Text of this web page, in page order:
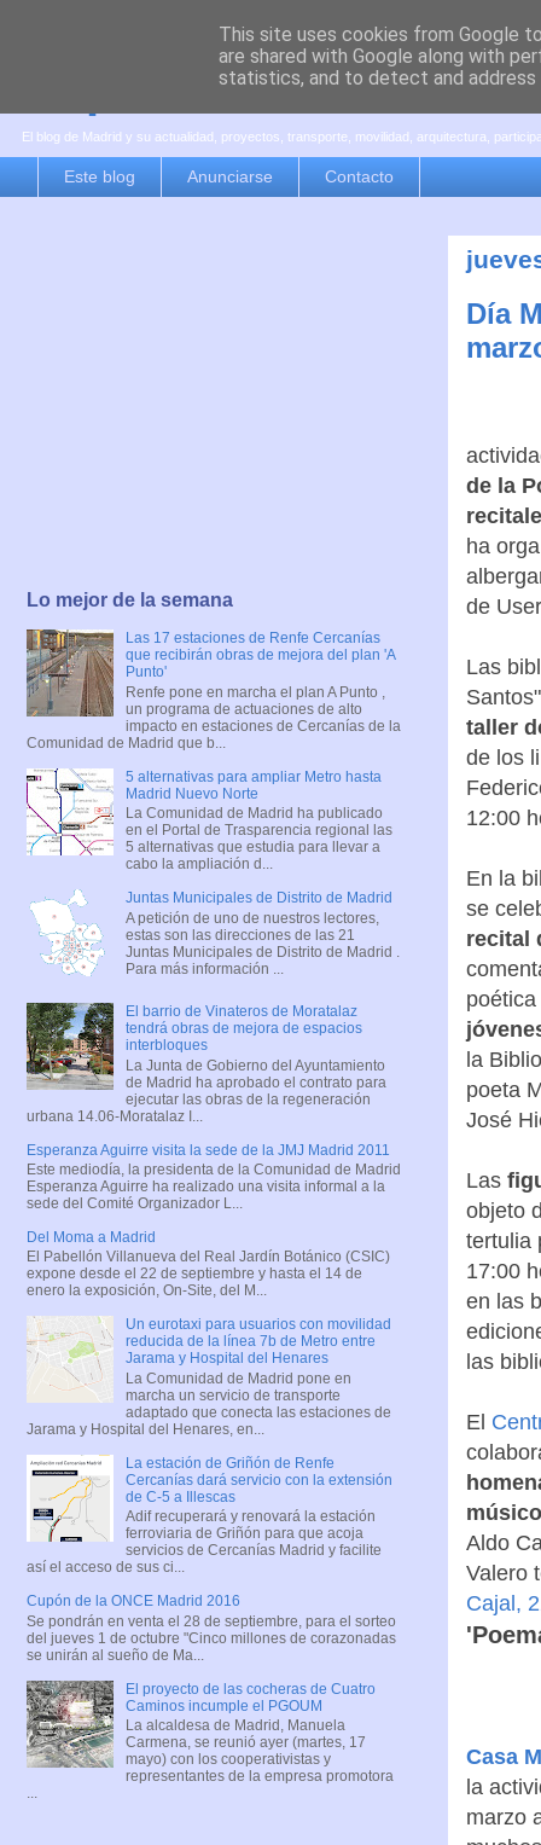
es por madrid
El blog de Madrid y su actualidad, proyectos, transporte, movilidad, arquitectura,
Este blog Anunciarse Contacto
Día
de la
ha
de
Las
taller
de los
12:00
En la
se
recital
la
poeta
José
Las
objeto
tertulia
17:00
en las
las
El
Aldo
Valero
Cajal,
Casa
la
marzo
Lo mejor de la semana
Las 17 estaciones de Renfe Cercanías
que recibirán obras de mejora del plan 'A
Punto'
Renfe pone en marcha el plan A Punto ,
un programa de actuaciones de alto
impacto en estaciones de Cercanías de la
Comunidad de Madrid que b...
5 alternativas para ampliar Metro hasta
Madrid Nuevo Norte
La Comunidad de Madrid ha publicado
en el Portal de Trasparencia regional las
5 alternativas que estudia para llevar a
cabo la ampliación d...
Juntas Municipales de Distrito de Madrid
A petición de uno de nuestros lectores,
estas son las direcciones de las 21
Juntas Municipales de Distrito de Madrid .
Para más información ...
El barrio de Vinateros de Moratalaz
tendrá obras de mejora de espacios
interbloques
La Junta de Gobierno del Ayuntamiento
de Madrid ha aprobado el contrato para
ejecutar las obras de la regeneración
urbana 14.06-Moratalaz I...
Esperanza Aguirre visita la sede de la JMJ Madrid 2011
Este mediodía, la presidenta de la Comunidad de Madrid
Esperanza Aguirre ha realizado una visita informal a la
sede del Comité Organizador L...
Del Moma a Madrid
El Pabellón Villanueva del Real Jardín Botánico (CSIC)
expone desde el 22 de septiembre y hasta el 14 de
enero la exposición, On-Site, del M...
Un eurotaxi para usuarios con movilidad
reducida de la línea 7b de Metro entre
Jarama y Hospital del Henares
La Comunidad de Madrid pone en
marcha un servicio de transporte
adaptado que conecta las estaciones de
Jarama y Hospital del Henares, en...
La estación de Griñón de Renfe
Cercanías dará servicio con la extensión
de C-5 a Illescas
Adif recuperará y renovará la estación
ferroviaria de Griñón para que acoja
servicios de Cercanías Madrid y facilite
así el acceso de sus ci...
Cupón de la ONCE Madrid 2016
Se pondrán en venta el 28 de septiembre, para el sorteo
del jueves 1 de octubre "Cinco millones de corazonadas
se unirán al sueño de Ma...
El proyecto de las cocheras de Cuatro
Caminos incumple el PGOUM
La alcaldesa de Madrid, Manuela
Carmena, se reunió ayer (martes, 17
mayo) con los cooperativistas y
representantes de la empresa promotora
...
This site uses cookies from Google
are shared with Google along with
statistics, and to detect and address